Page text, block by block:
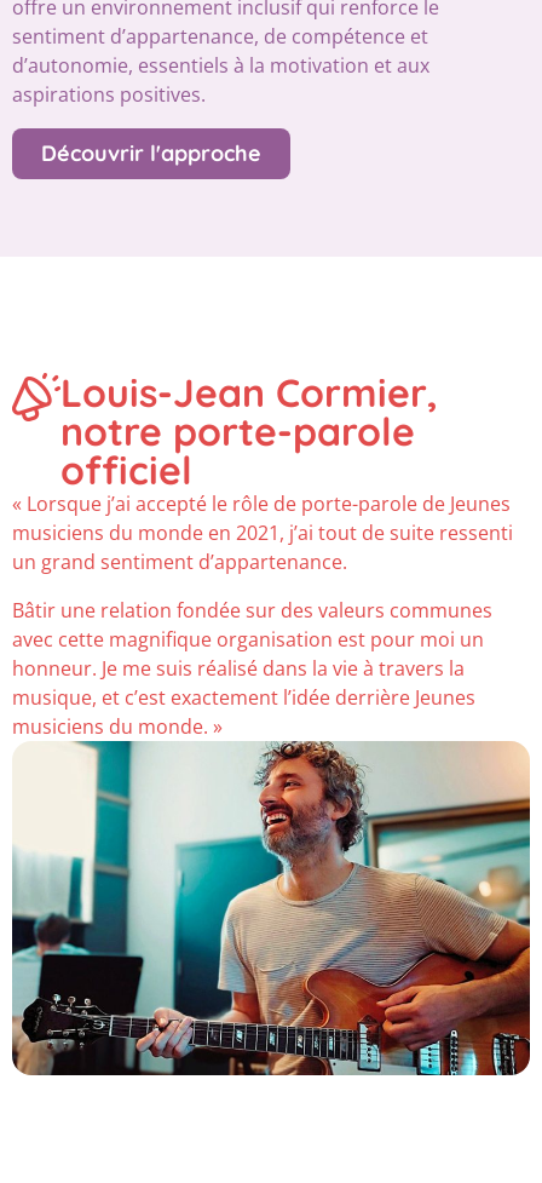
offre un environnement inclusif qui renforce le
sentiment d’appartenance, de compétence et
d’autonomie, essentiels à la motivation et aux
aspirations positives.
Découvrir l'approche
Louis-Jean Cormier,
notre porte-parole
officiel
« Lorsque j’ai accepté le rôle de porte-parole de Jeunes
musiciens du monde en 2021, j’ai tout de suite ressenti
un grand sentiment d’appartenance.
Bâtir une relation fondée sur des valeurs communes
avec cette magnifique organisation est pour moi un
honneur. Je me suis réalisé dans la vie à travers la
musique, et c’est exactement l’idée derrière Jeunes
musiciens du monde. »